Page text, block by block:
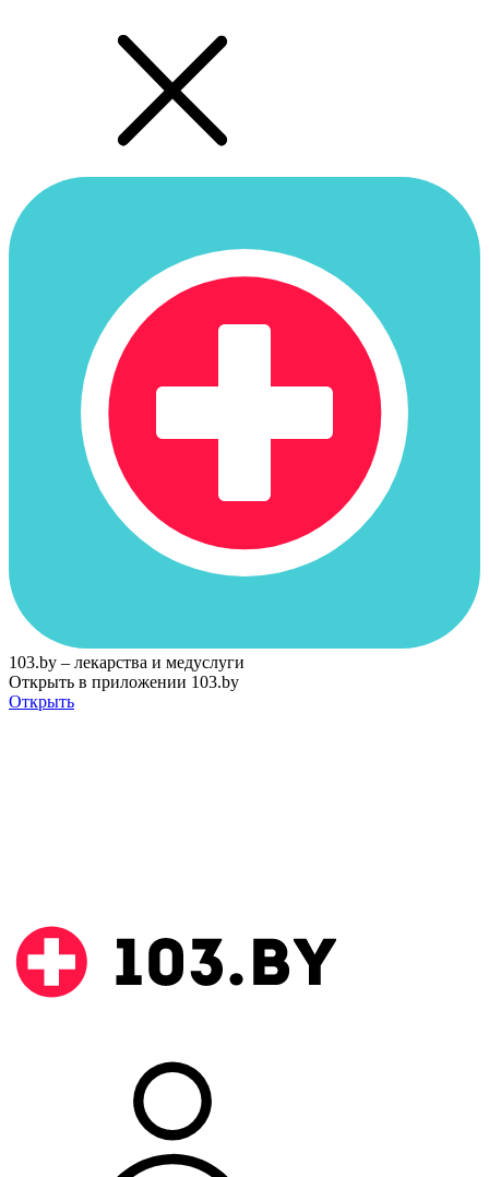
103.by – лекарства и медуслуги
Открыть в приложении 103.by
Открыть